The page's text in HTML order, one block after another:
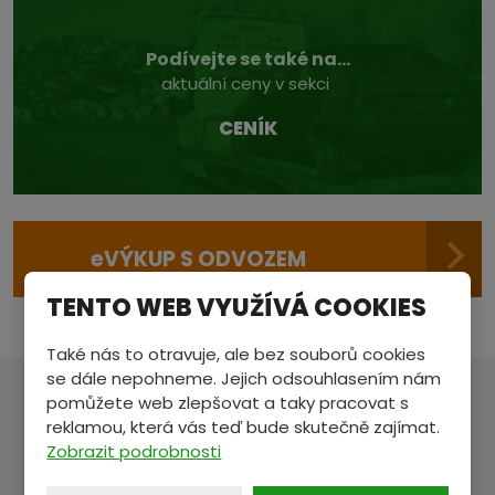
Podívejte se také na...
aktuální ceny v sekci
CENÍK
eVÝKUP S ODVOZEM
MÁTE NĚCO NA SRDCI?
Pošlete nám zprávu a my se vám ozveme.
TENTO WEB VYUŽÍVÁ COOKIES
Také nás to otravuje, ale bez souborů cookies
se dále nepohneme. Jejich odsouhlasením nám
pomůžete web zlepšovat a taky pracovat s
reklamou, která vás teď bude skutečně zajímat.
Zobrazit podrobnosti